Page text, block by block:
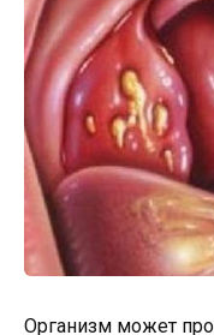
Организм может